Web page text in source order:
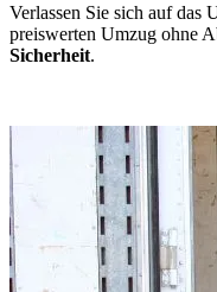
Verlassen Sie sich auf das
preiswerten Umzug ohne
Sicherheit.